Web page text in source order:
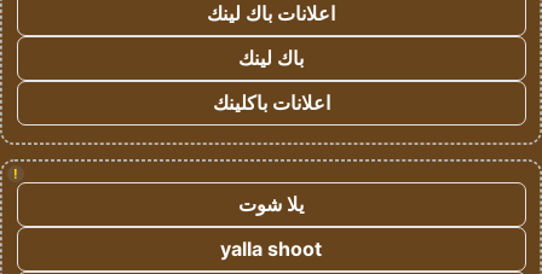
اعلانات باك لينك
باك لينك
اعلانات باكلينك
!
يلا شوت
yalla shoot